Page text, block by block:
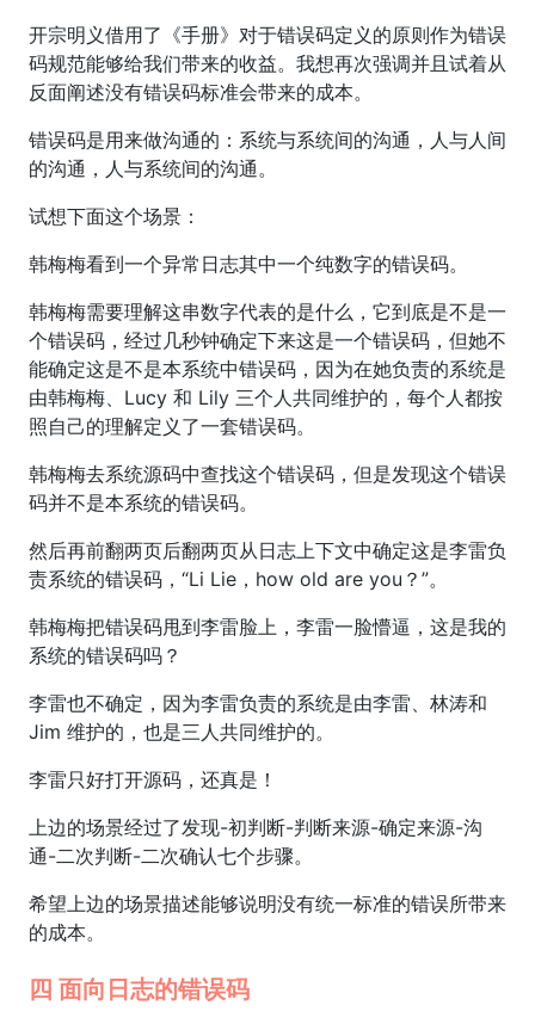
开宗明义借用了《手册》对于错误码定义的原则作为错误
码规范能够给我们带来的收益。我想再次强调并且试着从
反面阐述没有错误码标准会带来的成本。
错误码是用来做沟通的：系统与系统间的沟通，人与人间
的沟通，人与系统间的沟通。
试想下面这个场景：
韩梅梅看到一个异常日志其中一个纯数字的错误码。
韩梅梅需要理解这串数字代表的是什么，它到底是不是一
个错误码，经过几秒钟确定下来这是一个错误码，但她不
能确定这是不是本系统中错误码，因为在她负责的系统是
由韩梅梅、Lucy 和 Lily 三个人共同维护的，每个人都按
照自己的理解定义了一套错误码。
韩梅梅去系统源码中查找这个错误码，但是发现这个错误
码并不是本系统的错误码。
然后再前翻两页后翻两页从日志上下文中确定这是李雷负
责系统的错误码，“Li Lie，how old are you？”。
韩梅梅把错误码甩到李雷脸上，李雷一脸懵逼，这是我的
系统的错误码吗？
李雷也不确定，因为李雷负责的系统是由李雷、林涛和
Jim 维护的，也是三人共同维护的。
李雷只好打开源码，还真是！
上边的场景经过了发现-初判断-判断来源-确定来源-沟
通-二次判断-二次确认七个步骤。
希望上边的场景描述能够说明没有统一标准的错误所带来
的成本。
四 面向日志的错误码